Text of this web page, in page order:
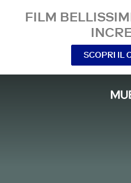
FILM
SCOPRI IL